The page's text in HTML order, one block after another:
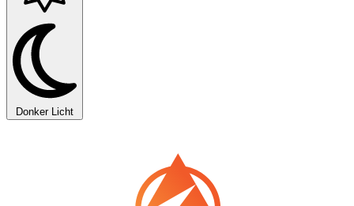
Donker Licht